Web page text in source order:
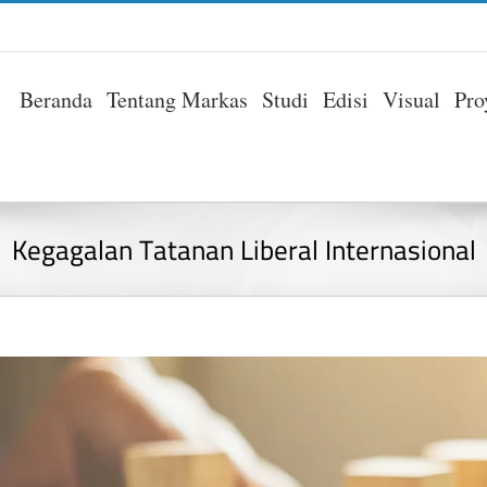
Beranda Tentang Markas Studi Edisi Visual
Kegagalan Tatanan Liberal Internasional